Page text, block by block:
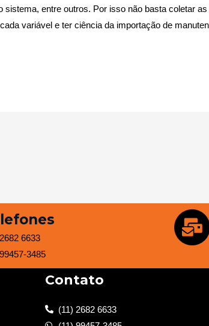
sistema, entre outros. Por isso não basta coletar
variável e ter ciência da importação de
6633
3485
Contato
(11) 2682 6633